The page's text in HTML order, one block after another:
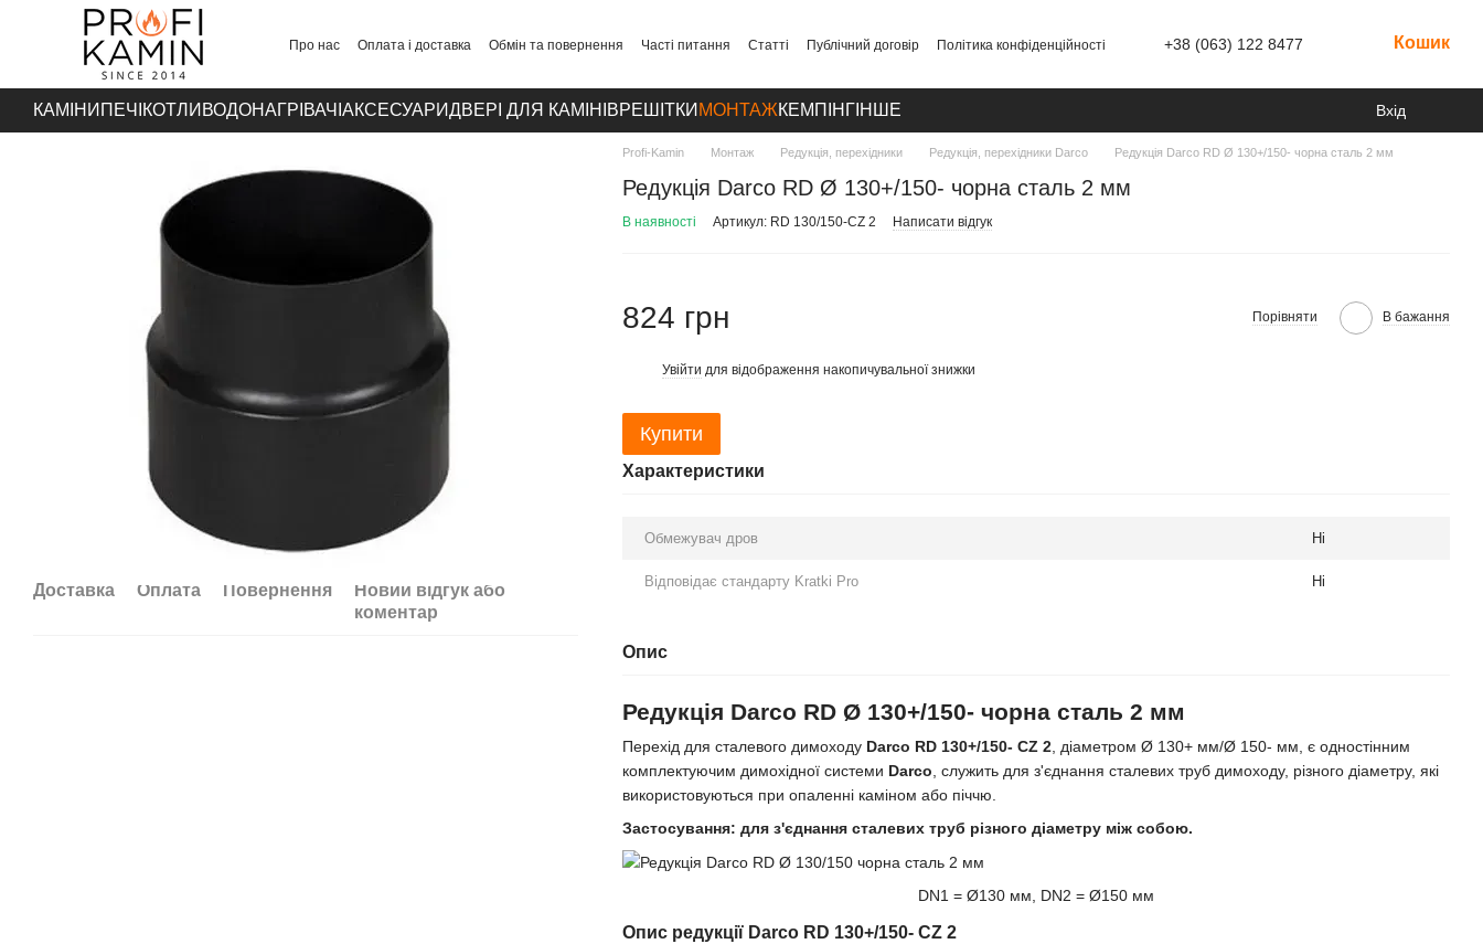
Перейти до основного контенту
Про нас Оплата і доставка Обмін та повернення Часті питання Статті Публічний договір
Політика конфіденційності
+38 (063) 122 8477 Кошик
КАМІНИ ПЕЧІ КОТЛИ ВОДОНАГРІВАЧІ АКСЕСУАРИДВЕРІ ДЛЯ КАМІНІВРЕШІТКИ МОНТАЖКЕМПІНГ ІНШЕ Вхід
Доставка Оплата Повернення
Новий відгук або
коментар
Profi-Kamin Монтаж Редукція, перехідники Редукція, перехідники Darco Редукція Darco RD Ø 130+/150- чорна сталь 2 мм
Редукція Darco RD Ø 130+/150- чорна сталь 2 мм
В наявності Артикул: RD 130/150-CZ 2 Написати відгук
824 грн Порівняти В бажання
Увійти для відображення накопичувальної знижки
Купити
Характеристики
Обмежувач дров Ні
Відповідає стандарту Kratki Pro Ні
Опис
Редукція Darco RD Ø 130+/150- чорна сталь 2 мм
Перехід для сталевого димоходу Darco RD 130+/150- CZ 2, діаметром Ø 130+ мм/Ø 150- мм, є одностінним
комплектуючим димохідної системи Darco , служить для з'єднання сталевих труб димоходу, різного діаметру, які
використовуються при опаленні каміном або піччю.
Застосування: для з'єднання сталевих труб різного діаметру між собою.
DN1 = Ø130 мм, DN2 = Ø150 мм
Опис редукції Darco RD 130+/150- CZ 2